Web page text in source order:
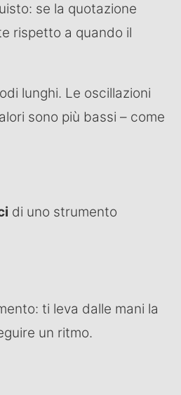
se la quotazione
rispetto a quando il
lunghi. Le oscillazioni
sono più bassi – come
di uno strumento
ti leva dalle mani la
un ritmo.